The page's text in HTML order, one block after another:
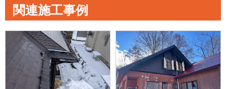
関連施工事例